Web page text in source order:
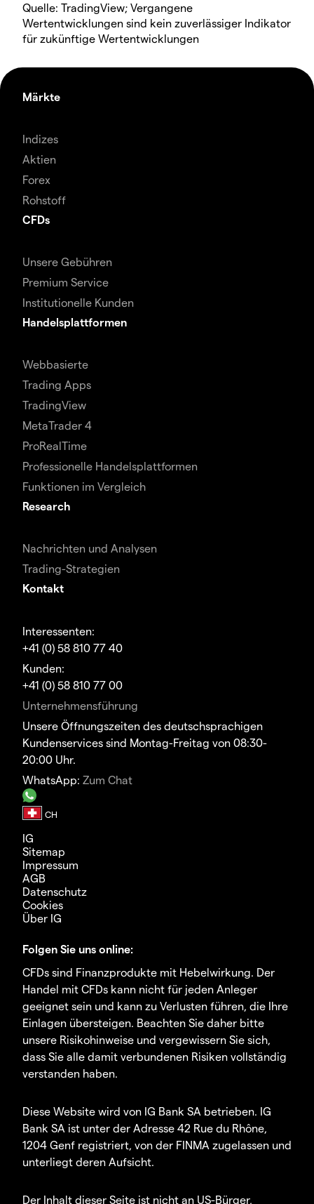
Quelle: TradingView; Vergangene
Wertentwicklungen sind kein zuverlässiger Indikator
für zukünftige Wertentwicklungen
Märkte
Indizes
Aktien
Forex
Rohstoff
CFDs
Unsere Gebühren
Premium Service
Institutionelle Kunden
Handelsplattformen
Webbasierte
Trading Apps
TradingView
MetaTrader 4
ProRealTime
Professionelle Handelsplattformen
Funktionen im Vergleich
Research
Nachrichten und Analysen
Trading-Strategien
Kontakt
Interessenten:
+41 (0) 58 810 77 40
Kunden:
+41 (0) 58 810 77 00
Unternehmensführung
Unsere Öffnungszeiten des deutschsprachigen
Kundenservices sind Montag-Freitag von 08:30-
20:00 Uhr.
WhatsApp: Zum Chat
IG
Sitemap
Impressum
AGB
Datenschutz
Cookies
Über IG
Folgen Sie uns online:
CFDs sind Finanzprodukte mit Hebelwirkung. Der
Handel mit CFDs kann nicht für jeden Anleger
geeignet sein und kann zu Verlusten führen, die Ihre
Einlagen übersteigen. Beachten Sie daher bitte
unsere Risikohinweise und vergewissern Sie sich,
dass Sie alle damit verbundenen Risiken vollständig
verstanden haben.
Diese Website wird von IG Bank SA betrieben. IG
Bank SA ist unter der Adresse 42 Rue du Rhône,
1204 Genf registriert, von der FINMA zugelassen und
unterliegt deren Aufsicht.
Der Inhalt dieser Seite ist nicht an US-Bürger,